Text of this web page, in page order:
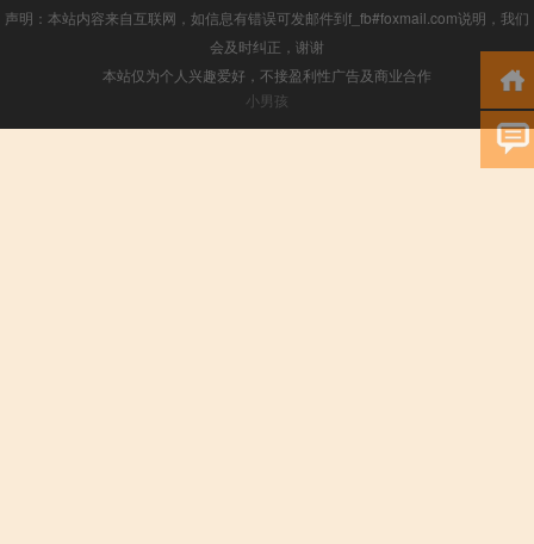
声明：本站内容来自互联网，如信息有错误可发邮件到f_fb#foxmail.com说明，我们
会及时纠正，谢谢
本站仅为个人兴趣爱好，不接盈利性广告及商业合作
小男孩